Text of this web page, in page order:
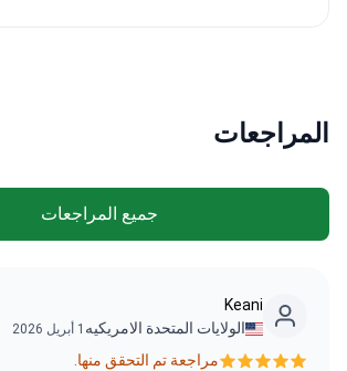
المراجعات
جميع المراجعات
Keani
الولايات المتحدة الامريكيه 1 أبريل 2026
مراجعة تم التحقق منها.